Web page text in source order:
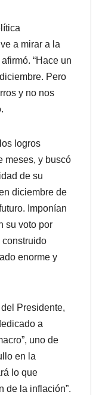
a mirar a la
“Hace un
Pero
y no nos
logros
meses, y buscó
de su
diciembre de
Imponían
su voto por
construido
enorme y
Presidente,
a
uno de
en la
lo que
de la inflación”.